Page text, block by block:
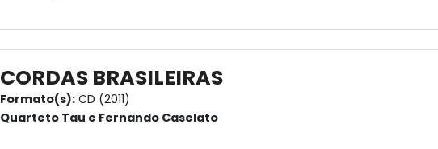
CORDAS BRASILEIRAS
Formato(s): CD (2011)
Quarteto Tau e Fernando Caselato